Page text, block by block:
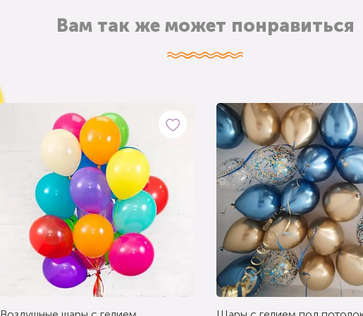
Вам так же может понравиться